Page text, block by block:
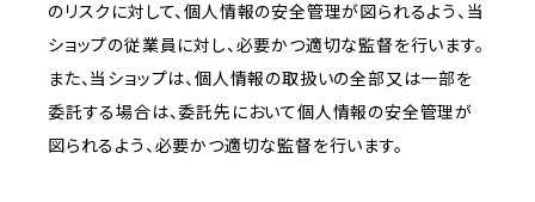
のリスクに対して、個人情報の安全管理が図られるよう、当
ショップの従業員に対し、必要かつ適切な監督を行います。
また、当ショップは、個人情報の取扱いの全部又は一部を
委託する場合は、委託先において個人情報の安全管理が
図られるよう、必要かつ適切な監督を行います。